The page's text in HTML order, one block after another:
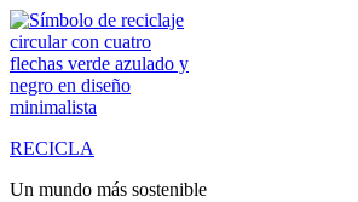
Saltar
al
contenido
RECICLA
Un mundo más sostenible